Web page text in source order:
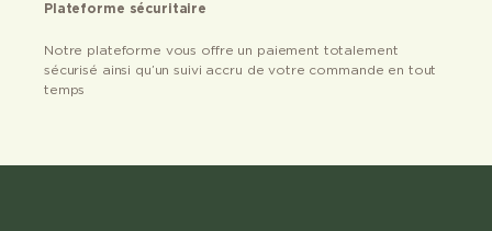
Plateforme sécuritaire
Notre plateforme vous offre un paiement totalement
sécurisé ainsi qu’un suivi accru de votre commande en tout
temps